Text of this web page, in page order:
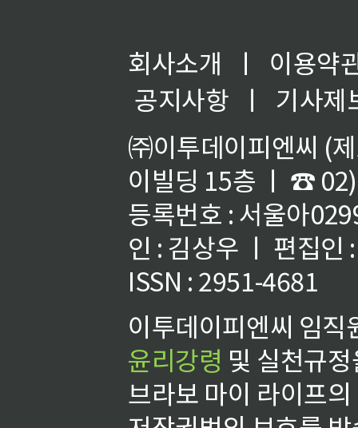
회사소개 ㅣ
이용약
공지사항
ㅣ
기사제
㈜이투데이피엔씨 (
이빌딩 15층 ㅣ ☎
등록번호 : 서울아
인 : 김상우 ㅣ 편집인
ISSN : 2951-4681
이투데이피엔씨 임
윤리강령 및 실천규
브라보 마이 라이프